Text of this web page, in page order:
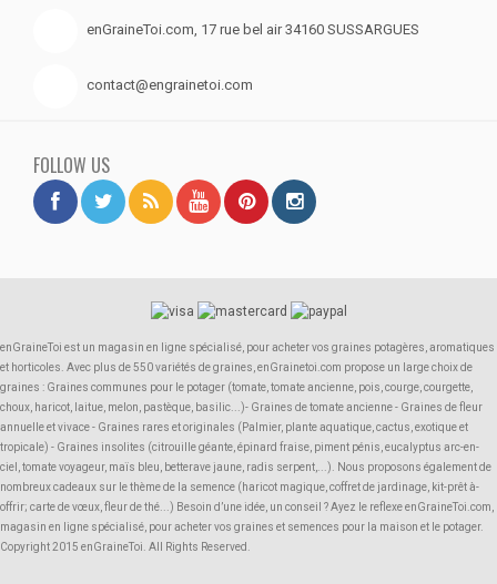
enGraineToi.com, 17 rue bel air 34160 SUSSARGUES
contact@engrainetoi.com
FOLLOW US
enGraineToi est un magasin en ligne spécialisé, pour acheter vos graines potagères, aromatiques
et horticoles. Avec plus de 550 variétés de graines, enGrainetoi.com propose un large choix de
graines : Graines communes pour le potager (tomate, tomate ancienne, pois, courge, courgette,
choux, haricot, laitue, melon, pastèque, basilic...)- Graines de tomate ancienne - Graines de fleur
annuelle et vivace - Graines rares et originales (Palmier, plante aquatique, cactus, exotique et
tropicale) - Graines insolites (citrouille géante, épinard fraise, piment pénis, eucalyptus arc-en-
ciel, tomate voyageur, maïs bleu, betterave jaune, radis serpent,...). Nous proposons également de
nombreux cadeaux sur le thème de la semence (haricot magique, coffret de jardinage, kit-prêt à-
offrir; carte de vœux, fleur de thé...) Besoin d’une idée, un conseil ? Ayez le reflexe enGraineToi.com,
magasin en ligne spécialisé, pour acheter vos graines et semences pour la maison et le potager.
Copyright 2015 enGraineToi. All Rights Reserved.